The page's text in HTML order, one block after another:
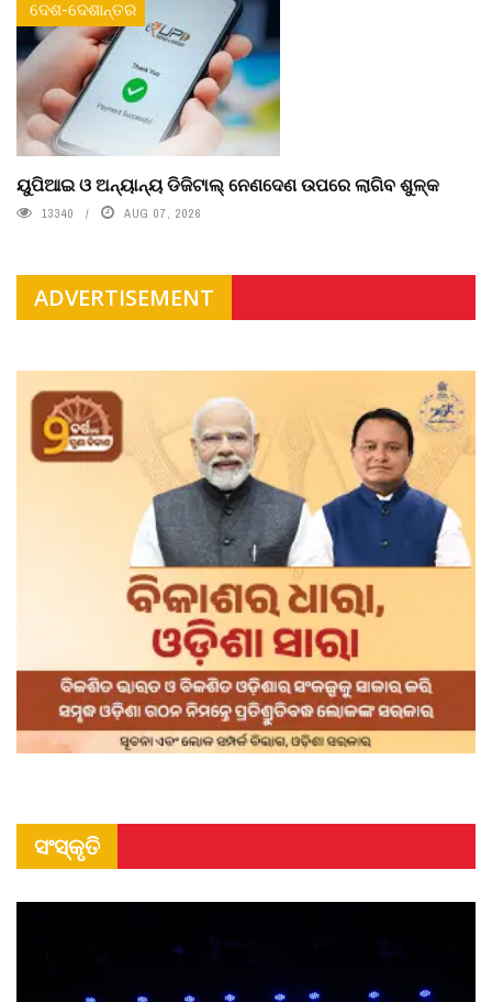
ଦେଶ-ଦେଶାନ୍ତର
ୟୁପିଆଇ ଓ ଅନ୍ୟାନ୍ୟ ଡିଜିଟାଲ୍ ନେଣଦେଣ ଉପରେ ଲାଗିବ ଶୁଳ୍କ
13340 AUG 07, 2026
ADVERTISEMENT
ସଂସ୍କୃତି